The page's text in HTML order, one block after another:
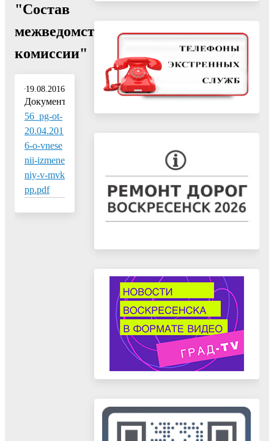
"Состав
межведомственной
комиссии"
19.08.2016
Документ:
56_pg-ot-
20.04.201
6-o-vnese
nii-izmene
niy-v-mvk
pp.pdf